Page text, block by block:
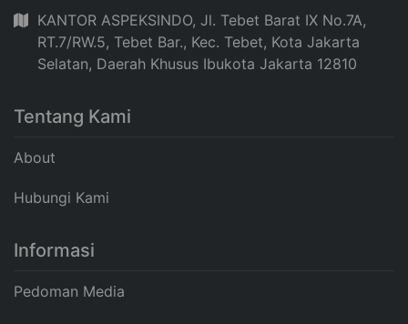
KANTOR ASPEKSINDO, Jl. Tebet Barat IX No.7A,
RT.7/RW.5, Tebet Bar., Kec. Tebet, Kota Jakarta
Selatan, Daerah Khusus Ibukota Jakarta 12810
Tentang Kami
About
Hubungi Kami
Informasi
Pedoman Media